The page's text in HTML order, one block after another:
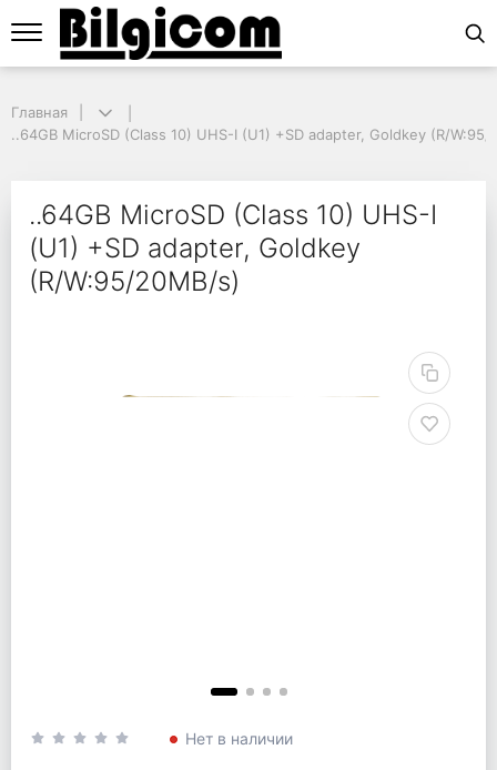
..64GB MicroSD (Class 10) UHS-I (U1) +SD adapter, Goldkey (R/W:95/
..64GB MicroSD
Главная
..64GB MicroSD (Class 10) UHS-I (U1) +SD adapter, Goldkey (R/W:95/
..64GB MicroSD (Class 10) UHS-I
(U1) +SD adapter, Goldkey
(R/W:95/20MB/s)
Нет в наличии